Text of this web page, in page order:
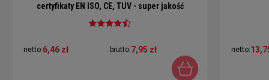
certyfikaty EN ISO, CE, TUV - super jakość
netto:6,46 zł brutto:7,95 zł netto: